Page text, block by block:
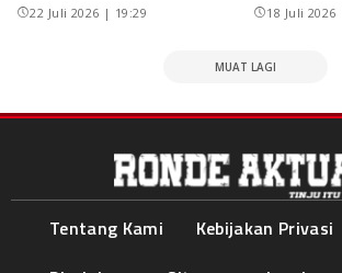
22 Juli 2026 | 19:29 18 Juli
MUAT LAGI
Tentang Kami
Kebijakan Privasi